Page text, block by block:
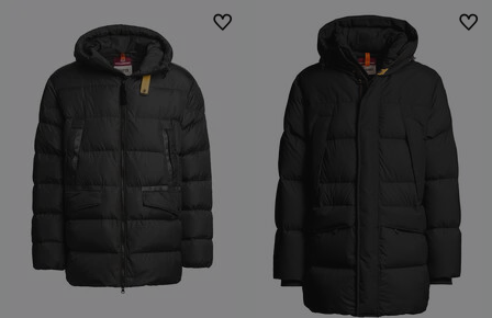
NEW ARRIVALS NEW ARRIVALS